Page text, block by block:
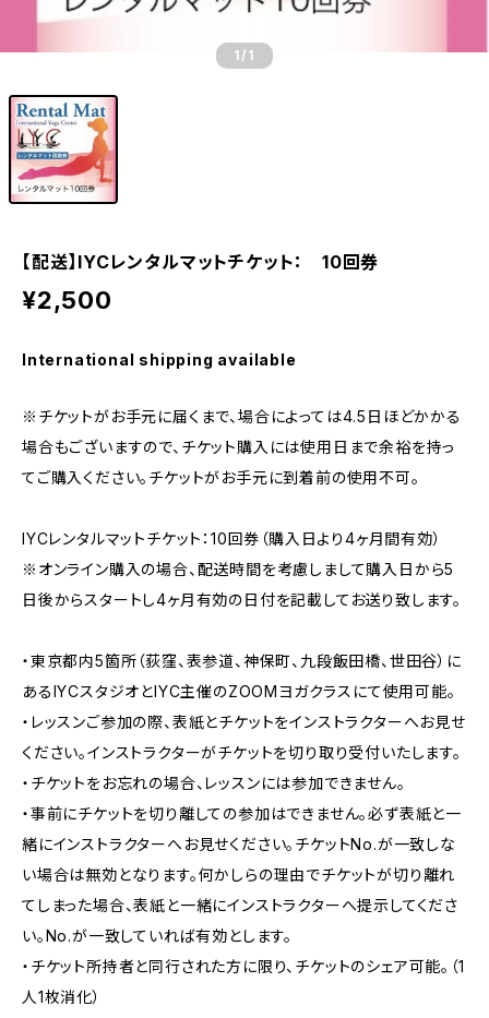
1 /1
【配送】IYCレンタルマットチケット： 10回券
¥2,500
International shipping available
※チケットがお手元に届くまで、場合によっては4.5日ほどかかる
場合もございますので、チケット購入には使用日まで余裕を持っ
てご購入ください。チケットがお手元に到着前の使用不可。
IYCレンタルマットチケット：10回券（購入日より4ヶ月間有効）
※オンライン購入の場合、配送時間を考慮しまして購入日から5
日後からスタートし4ヶ月有効の日付を記載してお送り致します。
・東京都内5箇所（荻窪、表参道、神保町、九段飯田橋、世田谷）に
あるIYCスタジオとIYC主催のZOOMヨガクラスにて使用可能。
・レッスンご参加の際、表紙とチケットをインストラクターへお見せ
ください。インストラクターがチケットを切り取り受付いたします。
・チケットをお忘れの場合、レッスンには参加できません。
・事前にチケットを切り離しての参加はできません。必ず表紙と一
緒にインストラクターへお見せください。チケットNo.が一致しな
い場合は無効となります。何かしらの理由でチケットが切り離れ
てしまった場合、表紙と一緒にインストラクターへ提示してくださ
い。No.が一致していれば有効とします。
・チケット所持者と同行された方に限り、チケットのシェア可能。（1
人1枚消化）